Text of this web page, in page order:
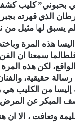
بحبوني​” كليب
الذي قهرته
لها مثيل من
هذه المرة
سمعنا ان
لكن هذه المرة
حقيقية،
إليسا من الكليب هي
المبكر عن
وتعافت ، الا ان